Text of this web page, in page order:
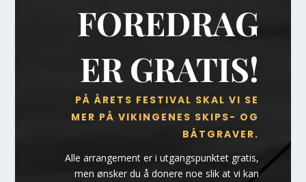
FOREDRAG
ER GRATIS!
PÅ ÅRETS FESTIVAL SKAL VI SE
MER PÅ VIKINGENES SKIPS- OG
BÅTGRAVER.
Alle arrangement er i utgangspunktet gratis,
men ønsker du å donere noe slik at vi kan